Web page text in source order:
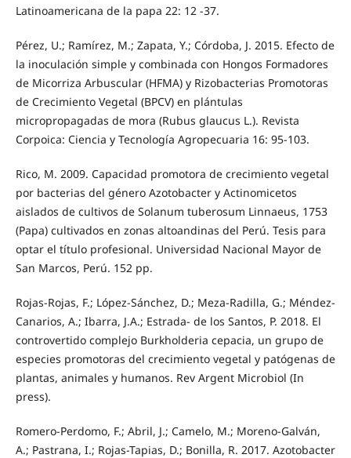
Latinoamericana de la papa 22: 12 -37.
Pérez, U.; Ramírez, M.; Zapata, Y.; Córdoba, J. 2015. Efecto de
la inoculación simple y combinada con Hongos Formadores
de Micorriza Arbuscular (HFMA) y Rizobacterias Promotoras
de Crecimiento Vegetal (BPCV) en plántulas
micropropagadas de mora (Rubus glaucus L.). Revista
Corpoica: Ciencia y Tecnología Agropecuaria 16: 95-103.
Rico, M. 2009. Capacidad promotora de crecimiento vegetal
por bacterias del género Azotobacter y Actinomicetos
aislados de cultivos de Solanum tuberosum Linnaeus, 1753
(Papa) cultivados en zonas altoandinas del Perú. Tesis para
optar el título profesional. Universidad Nacional Mayor de
San Marcos, Perú. 152 pp.
Rojas-Rojas, F.; López-Sánchez, D.; Meza-Radilla, G.; Méndez-
Canarios, A.; Ibarra, J.A.; Estrada- de los Santos, P. 2018. El
controvertido complejo Burkholderia cepacia, un grupo de
especies promotoras del crecimiento vegetal y patógenas de
plantas, animales y humanos. Rev Argent Microbiol (In
press).
Romero-Perdomo, F.; Abril, J.; Camelo, M.; Moreno-Galván,
A.; Pastrana, I.; Rojas-Tapias, D.; Bonilla, R. 2017. Azotobacter